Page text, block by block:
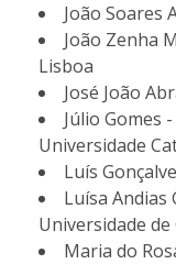
João Soares
João Zenha
Lisboa
José João
Júlio Gomes
Universidade
Luís
Luísa Andias
Universidade
Maria do